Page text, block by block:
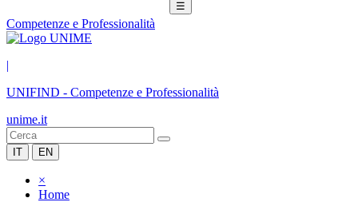
☰
Competenze e Professionalità
|
UNIFIND - Competenze e Professionalità
unime.it
IT EN
×
Home